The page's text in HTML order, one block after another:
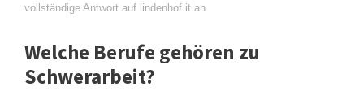
vollständige Antwort auf lindenhof.it an
Welche Berufe gehören zu
Schwerarbeit?